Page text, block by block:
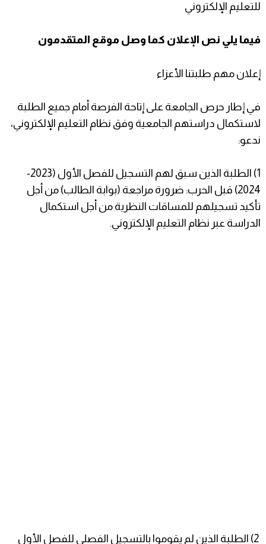
للتعليم الإلكتروني
فيما يلي نص الإعلان كما وصل موقع المتقدمون
إعلان مهم طلبتنا الأعزاء
في إطار حرص الجامعة على إتاحة الفرصة أمام جميع الطلبة
لاستكمال دراستهم الجامعية وفق نظام التعليم الإلكتروني،
ندعو:
1) الطلبة الذين سبق لهم التسجيل للفصل الأول (2023-
2024) قبل الحرب: ضرورة مراجعة (بوابة الطالب) من أجل
تأكيد تسجيلهم للمساقات النظرية من أجل استكمال
الدراسة عبر نظام التعليم الإلكتروني.
2) الطلبة الذين لم يقوموا بالتسجيل الفصلي للفصل الأول